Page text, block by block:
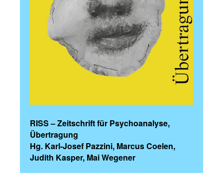
RISS – Zeitschrift für Psychoanalyse,
Übertragung
Hg. Karl-Josef Pazzini, Marcus Coelen,
Judith Kasper, Mai Wegener